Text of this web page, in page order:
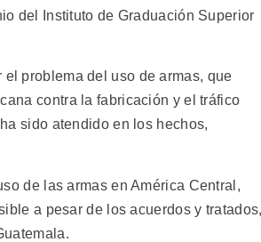
del Instituto de Graduación Superior
problema del uso de armas, que
contra la fabricación y el tráfico
sido atendido en los hechos,
de las armas en América Central,
a pesar de los acuerdos y